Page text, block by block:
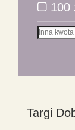
100
Targi